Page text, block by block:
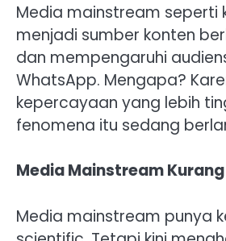
Media mainstream seperti
menjadi sumber konten
dan mempengaruhi
WhatsApp. Mengapa?
kepercayaan yang lebih
fenomena itu sedang
Media Mainstream
Media mainstream punya